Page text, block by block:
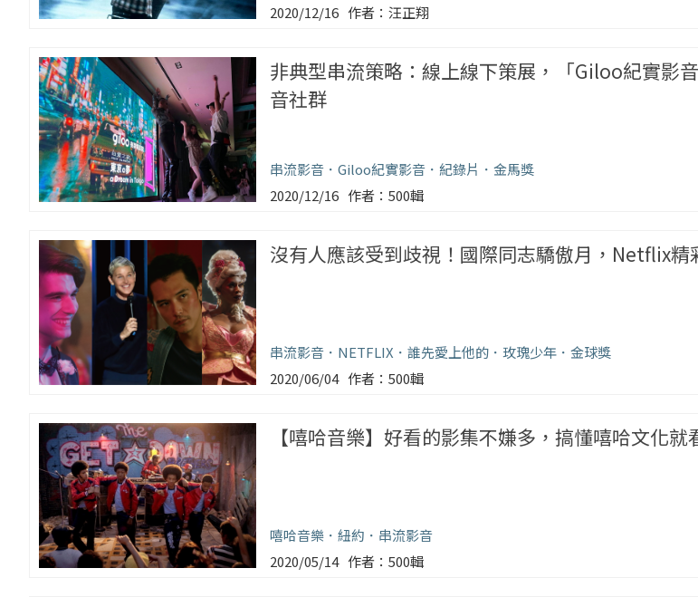
2020/12/16
汪正翔
非典型串流策略：線上線下策展，「Giloo紀實影
音社群
串流影音 Giloo紀實影音 紀錄片
金馬獎
2020/12/16
500輯
沒有人應該受到歧視！國際同志驕傲月，Netflix精
串流影音 NETFLIX 誰先愛上他的 玫瑰少年
金球獎
2020/06/04
500輯
【嘻哈音樂】好看的影集不嫌多，搞懂嘻哈文化就
嘻哈音樂 紐約
串流影音
2020/05/14
500輯